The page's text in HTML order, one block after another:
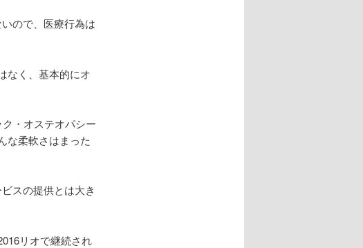
ので、医療行為は
なく、基本的にオ
・オステオパシー
な柔軟さはまった
スの提供とは大き
リオで継続され